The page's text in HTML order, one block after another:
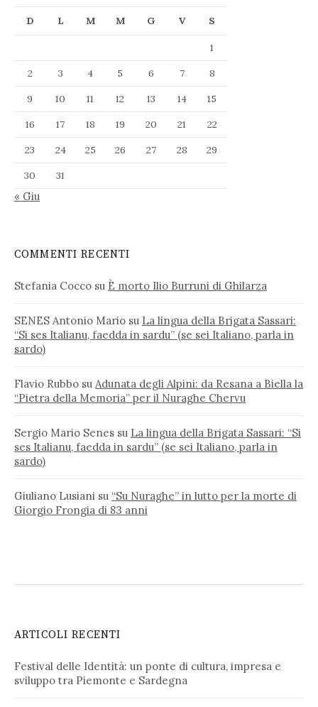
D L M M G V S
1
2
3 4 5 6 7
8
9
10 11 12 13 14
15
16
17 18 19 20 21
22
23
24 25 26 27 28
29
30
31
« Giu
COMMENTI RECENTI
Stefania Cocco su È morto Ilio Burruni di Ghilarza
SENES Antonio Mario su La lingua della Brigata Sassari:
“Si ses Italianu, faedda in sardu” (se sei Italiano, parla in
sardo)
Flavio Rubbo su Adunata degli Alpini: da Resana a Biella la
“Pietra della Memoria” per il Nuraghe Chervu
Sergio Mario Senes su La lingua della Brigata Sassari: “Si
ses Italianu, faedda in sardu” (se sei Italiano, parla in
sardo)
Giuliano Lusiani su “Su Nuraghe” in lutto per la morte di
Giorgio Frongia di 83 anni
ARTICOLI RECENTI
Festival delle Identità: un ponte di cultura, impresa e
sviluppo tra Piemonte e Sardegna